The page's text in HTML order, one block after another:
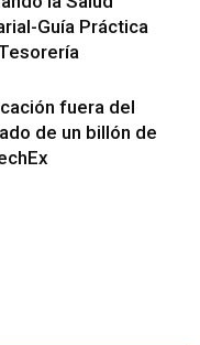
Guía Práctica
fuera del
de un billón de